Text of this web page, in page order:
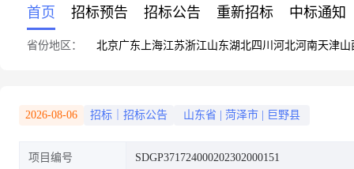
首页 招标预告 招标公告 重新招标 中标通知
省份地区： 北京广东 上海江苏浙江山东湖北四川 河北河南天津山
2026-08-06 招标｜招标公告 山东省 菏泽市 巨野县
项目编号 SDGP371724000202302000151